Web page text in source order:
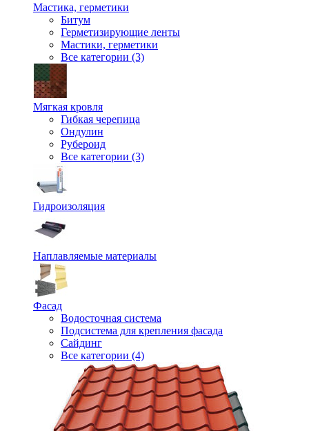
Мастика, герметики
Битум
Герметизирующие ленты
Мастики, герметики
Все категории (3)
Мягкая кровля
Гибкая черепица
Ондулин
Рубероид
Все категории (3)
Гидроизоляция
Наплавляемые материалы
Фасад
Водосточная система
Подсистема для крепления фасада
Сайдинг
Все категории (4)